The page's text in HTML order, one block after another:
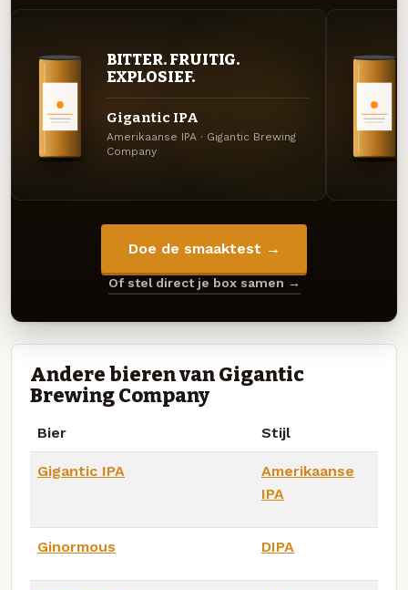
BITTER. FRUITIG.
EXPLOSIEF.
Gigantic IPA
Amerikaanse IPA · Gigantic Brewing
Company
Doe de smaaktest →
Of stel direct je box samen →
Andere bieren van Gigantic
Brewing Company
Bier Stijl
Gigantic IPA
Amerikaanse
IPA
Ginormous DIPA